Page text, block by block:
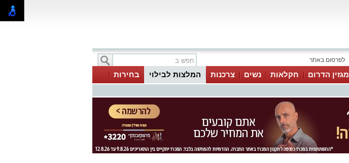
לפרסום באתר
מגזין הדרום חקלאות נשים צרכנות המלצות לבילוי
בחירות